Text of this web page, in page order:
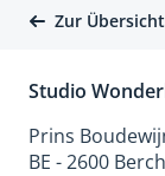
Zur Übersicht
Studio
Prins
BE - 2600